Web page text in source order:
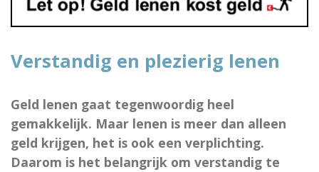
Verstandig en plezierig lenen
Geld lenen gaat tegenwoordig heel
gemakkelijk. Maar lenen is meer dan alleen
geld krijgen, het is ook een verplichting.
Daarom is het belangrijk om verstandig te